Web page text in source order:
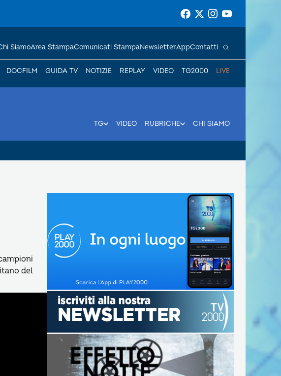
DOCFILM GUIDA TV NOTIZIE REPLAY VIDEO TG2000 LIVE
SiamoArea StampaComunicati StampaNewsletterAppContatti
TG VIDEO RUBRICHE CHI SIAMO
del